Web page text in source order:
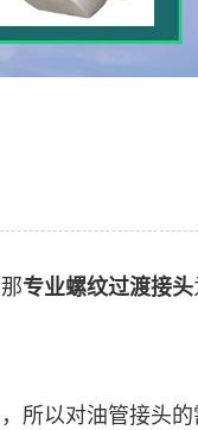
专业螺纹过渡接头
所以对油管接头